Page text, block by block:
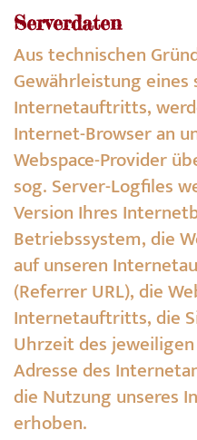
Serverdaten
Aus technischen
Gewährleistung
Internetauftritts,
Internet-Browser an
Webspace-Provider
sog. Server-Logfiles
Version Ihres
Betriebssystem, die
auf unseren
(Referrer URL), die
Internetauftritts, die
Uhrzeit des
Adresse des
die Nutzung unseres
erhoben.